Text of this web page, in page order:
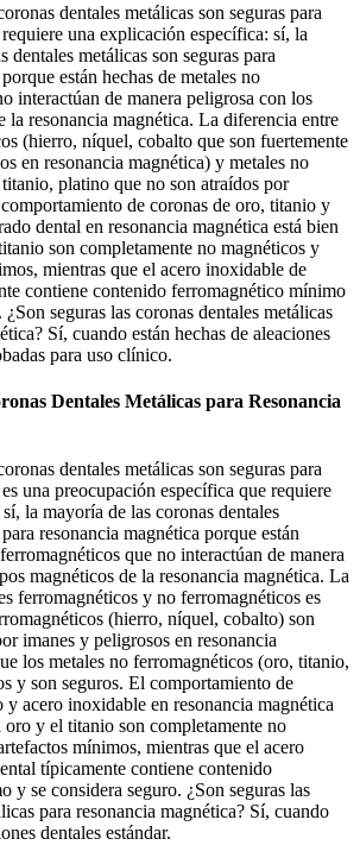
dentales metálicas son seguras para
una explicación específica: sí, la
dentales metálicas son seguras para
están hechas de metales no
interactúan de manera peligrosa con los
la resonancia magnética. La diferencia entre
(hierro, níquel, cobalto que son fuertemente
en resonancia magnética) y metales no
platino que no son atraídos por
de coronas de oro, titanio y
dental en resonancia magnética está bien
son completamente no magnéticos y
mientras que el acero inoxidable de
contiene contenido ferromagnético mínimo
seguras las coronas dentales metálicas
Sí, cuando están hechas de aleaciones
para uso clínico.
Dentales Metálicas para Resonancia
dentales metálicas son seguras para
una preocupación específica que requiere
la mayoría de las coronas dentales
resonancia magnética porque están
que no interactúan de manera
magnéticos de la resonancia magnética. La
ferromagnéticos y no ferromagnéticos es
(hierro, níquel, cobalto) son
imanes y peligrosos en resonancia
los metales no ferromagnéticos (oro, titanio,
y son seguros. El comportamiento de
acero inoxidable en resonancia magnética
oro y el titanio son completamente no
mínimos, mientras que el acero
típicamente contiene contenido
y se considera seguro. ¿Son seguras las
para resonancia magnética? Sí, cuando
dentales estándar.